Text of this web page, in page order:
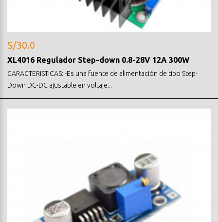
S/30.0
XL4016 Regulador Step-down 0.8-28V 12A 300W
CARACTERISTICAS: -Es una fuente de alimentación de tipo Step-
Down DC-DC ajustable en voltaje...